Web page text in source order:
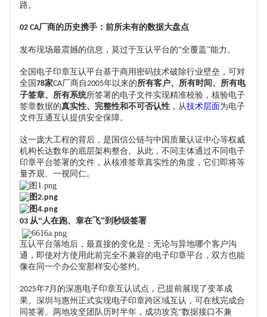
路。
02 CA厂商的历史携手：前所未有的数据大盘点
发布现场最震撼的信息，莫过于互认平台的“全覆盖”能力。
全国电子印章互认平台基于商用密码技术破除行业壁垒，可对
全国 78家CA厂商自2005年以来的所有客户、所有时间、所有电
子签章、所有系统所签署的电子文件实现精准校验，核验电子
签章数据的真实性、完整性和不可否认性 ，从技术层面为电子
文件互通互认提供安全保障。
这一庞大工程的背后，是国信公链与中国质量认证中心等权威
机构长达数年的底层架构整合。从此，不同主体通过不同电子
印章平台签署的文件，从核准签章真实性的角度，它们即将等
量齐观、一视同仁。
03 从“人在跑、章在飞”到秒级签署
互认平台落地后，最直接的变化是：无论与异地哪个客户沟
通，即使对方使用此前完全不兼容的电子印章平台，双方也能
像在同一个办公室那样安心签约。
2025年7 月的深惠电子印章互认试点，已提前展现了变革成
果。深圳与惠州正式实现电子印章跨区域互认，可在线完成合
同签署。两地攻坚团队历时半年，成功攻克“数据接口不兼